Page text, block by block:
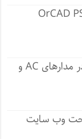
انواع اپتوکوپلر و کاربردهای آنها در مدارهای AC و
تحت وب سایت